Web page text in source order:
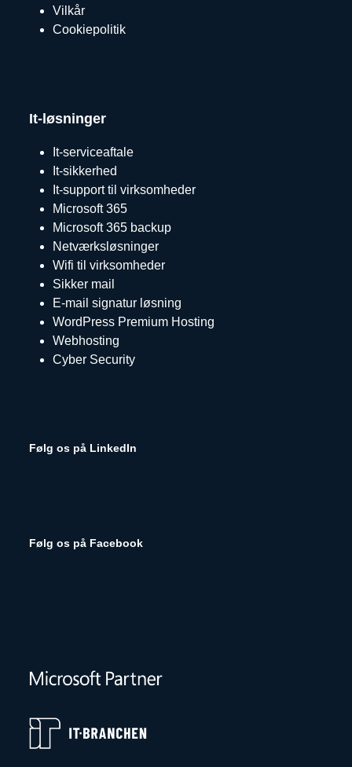
Vilkår
Cookiepolitik
It-løsninger
It-serviceaftale
It-sikkerhed
It-support til virksomheder
Microsoft 365
Microsoft 365 backup
Netværksløsninger
Wifi til virksomheder
Sikker mail
E-mail signatur løsning
WordPress Premium Hosting
Webhosting
Cyber Security
Følg os på LinkedIn
Følg os på Facebook